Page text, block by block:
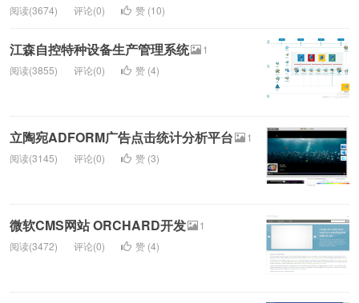
阅读(3674) 评论(0) 赞 (10)
江森自控特种设备生产管理系统
1
阅读(3855)
评论(0) 赞 (4)
立陶宛ADFORM广告点击统计分析平台
1
阅读(3145)
评论(0) 赞 (3)
微软CMS网站 ORCHARD开发
1
阅读(3472)
评论(0) 赞 (4)